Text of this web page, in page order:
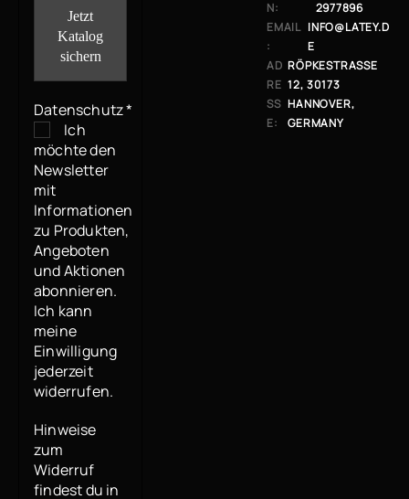
Datenschutz*
Ich
möchte den
Newsletter
mit
Informationen
zu Produkten,
Angeboten
und Aktionen
abonnieren.
Ich kann
meine
Einwilligung
jederzeit
widerrufen.
Hinweise
zum
Widerruf
findest du in
N:
2977896
EMAIL
:
INFO@LATEY.D
E
AD
RE
SS
E:
RÖPKESTRASSE 1
2, 30173 H
ANNOVER, G
ERMANY